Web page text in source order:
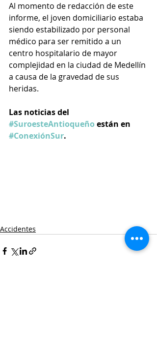
Al momento de redacción de este
informe, el joven domiciliario estaba
siendo estabilizado por personal
médico para ser remitido a un
centro hospitalario de mayor
complejidad en la ciudad de Medellín
a causa de la gravedad de sus
heridas.
Las noticias del
#SuroesteAntioqueño están en
#ConexiónSur.
Accidentes